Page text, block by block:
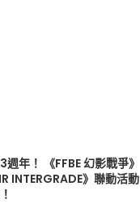
週年！ 《FFBE 幻影戰爭》
INTERGRADE》聯動活動